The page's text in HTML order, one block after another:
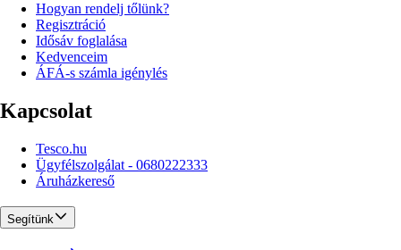
Hogyan rendelj tőlünk?
Regisztráció
Idősáv foglalása
Kedvenceim
ÁFÁ-s számla igénylés
Kapcsolat
Tesco.hu
Ügyfélszolgálat - 0680222333
Áruházkereső
Segítünk